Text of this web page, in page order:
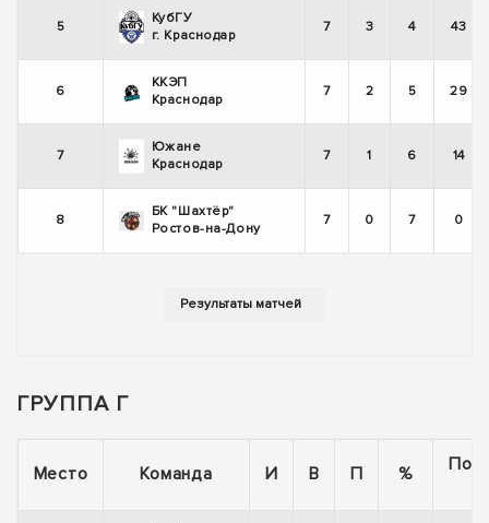
5
КубГУ
г. Краснодар
7 3 4 43
6
ККЭП
Краснодар
7 2 5 29
7
Южане
Краснодар
7 1 6 14
8
БК "Шахтёр"
Ростов-на-Дону
7 0 7 0
ГРУППА Г
Место Команда И В П %